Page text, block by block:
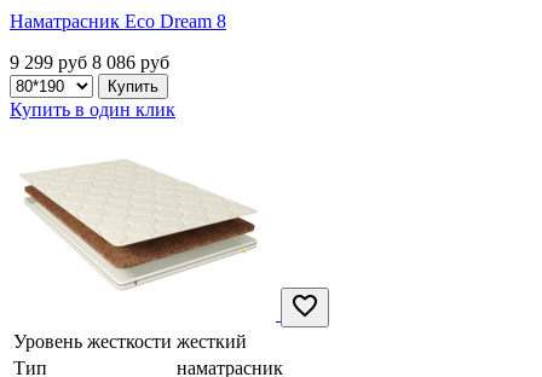
Наматрасник Eco Dream 8
9 299 руб 8 086 руб
Купить в один клик
Уровень жесткости жесткий
Тип
наматрасник